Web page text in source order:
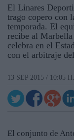
El Linares
trago copero con
temporada. El
recibe al
celebra en el
con el arbitraje
13 SEP 2015 / 10:05 H.
El conjunto de